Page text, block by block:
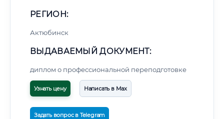
РЕГИОН:
Актюбинск
ВЫДАВАЕМЫЙ ДОКУМЕНТ:
диплом о профессиональной переподготовке
Узнать цену Написать в Max
Задать вопрос в Telegram